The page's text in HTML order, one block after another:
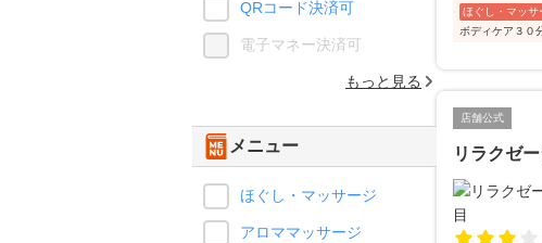
ほぐし・マッサ
ボディケア３０
店舗公式
リラクゼ
QRコード決済可
電子マネー決済可
もっと見る
メニュー
ほぐし・マッサージ
アロママッサージ